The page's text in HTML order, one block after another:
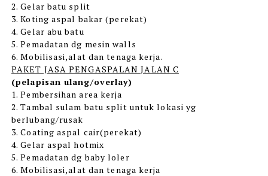
2. Gelar batu split
3. Koting aspal bakar (perekat)
4. Gelar abu batu
5. Pemadatan dg mesin walls
6. Mobilisasi,alat dan tenaga kerja.
PAKET JASA PENGASPALAN JALAN C
(pelapisan ulang/overlay)
1. Pembersihan area kerja
2. Tambal sulam batu split untuk lokasi yg
berlubang/rusak
3. Coating aspal cair(perekat)
4. Gelar aspal hotmix
5. Pemadatan dg baby loler
6. Mobilisasi,alat dan tenaga kerja